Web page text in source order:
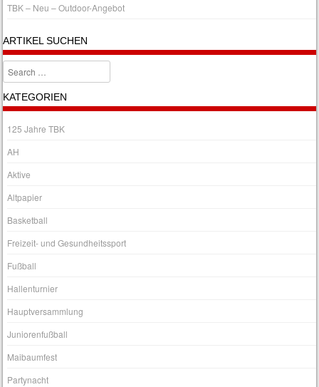
TBK – Neu – Outdoor-Angebot
ARTIKEL SUCHEN
Search
KATEGORIEN
125 Jahre TBK
AH
Aktive
Altpapier
Basketball
Freizeit- und Gesundheitssport
Fußball
Hallenturnier
Hauptversammlung
Juniorenfußball
Maibaumfest
Partynacht